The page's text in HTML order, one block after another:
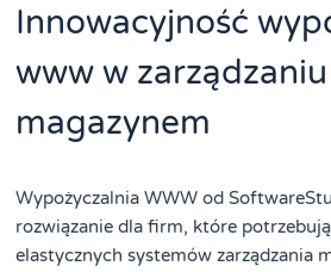
Innowacyjność
www w zarządzaniu
magazynem
Wypożyczalnia WWW od
rozwiązanie dla firm, które
elastycznych systemów zarządzania